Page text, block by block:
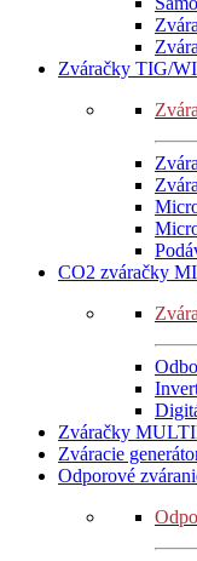
Zváračky TIG/
CO2 zváračky
Zváračky
Zváracie
Odporové